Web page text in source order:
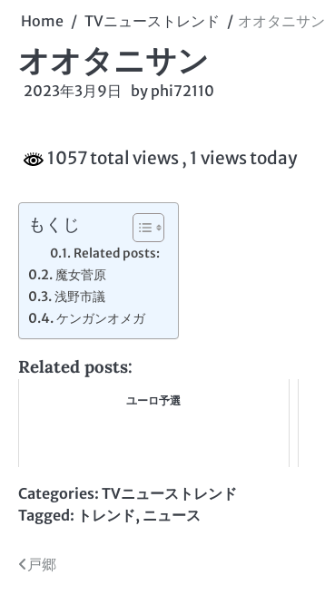
Home TVニューストレンド オオタニサン
オオタニサン
2023年3月9日 by phi72110
1057 total views, 1 views today
もくじ
Related posts:
魔女菅原
浅野市議
ケンガンオメガ
Related posts:
ユーロ予選
Categories: TVニューストレンド
Tagged: トレンド, ニュース
投戸郷